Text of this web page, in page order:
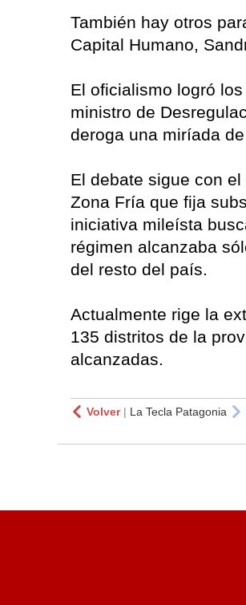
También hay otros
Capital Humano,
El oficialismo logró
ministro de
deroga una miríada
El debate sigue con
Zona Fría que fija
iniciativa mileísta
régimen alcanzaba
del resto del país.
Actualmente rige la
135 distritos de la
alcanzadas.
Volver| La Tecla Patagonia